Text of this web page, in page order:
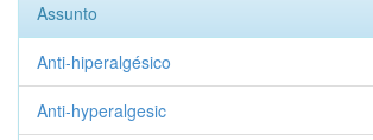
Assunto
Anti-hiperalgésico
Anti-hyperalgesic